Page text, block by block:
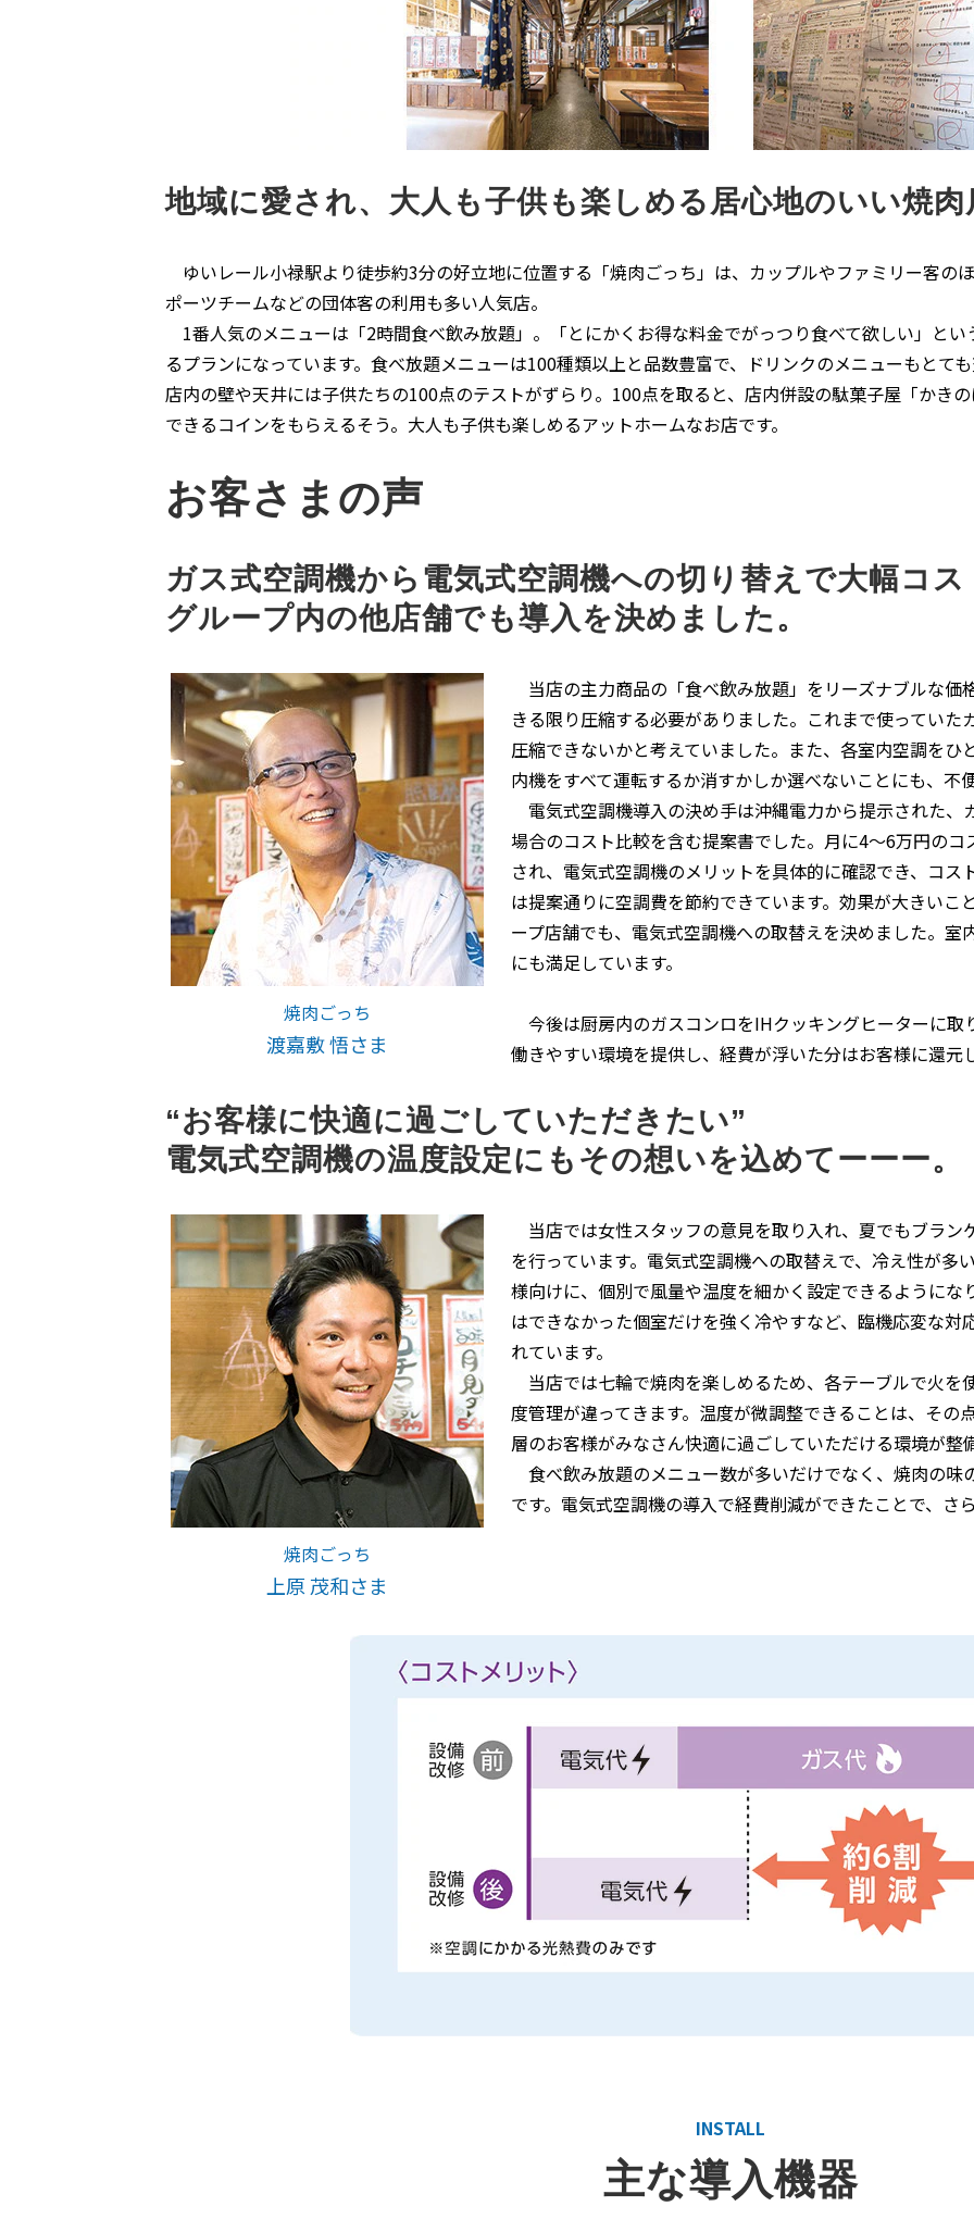
地域に愛され、大人も子供も楽しめる居心地のいい焼肉
ゆいレール小禄駅より徒歩約3分の好立地に位置する「焼肉ごっち」は、カップルやファミリー客の
ポーツチームなどの団体客の利用も多い人気店。
1番人気のメニューは「2時間食べ飲み放題」。「とにかくお得な料金でがっつり食べて欲しい」と
るプランになっています。食べ放題メニューは100種類以上と品数豊富で、ドリンクのメニューもとて
店内の壁や天井には子供たちの100点のテストがずらり。100点を取ると、店内併設の駄菓子屋「かき
できるコインをもらえるそう。大人も子供も楽しめるアットホームなお店です。
お客さまの声
ガス式空調機から電気式空調機への切り替えで大幅コ
グループ内の他店舗でも導入を決めました。
焼肉ごっち
渡嘉敷 悟さま
当店の主力商品の「食べ飲み放題」をリーズナブルな価
きる限り圧縮する必要がありました。これまで使ってい
圧縮できないかと考えていました。また、各室内空調を
内機をすべて運転するか消すかしか選べないことにも、不
電気式空調機導入の決め手は沖縄電力から提示された、
場合のコスト比較を含む提案書でした。月に4～6万円の
され、電気式空調機のメリットを具体的に確認でき、コ
は提案通りに空調費を節約できています。効果が大きい
ープ店舗でも、電気式空調機への取替えを決めました。
にも満足しています。
今後は厨房内のガスコンロをIHクッキングヒーターに取
働きやすい環境を提供し、経費が浮いた分はお客様に還元
“お客様に快適に過ごしていただきたい”
電気式空調機の温度設定にもその想いを込めてーーー。
焼肉ごっち
上原 茂和さま
当店では女性スタッフの意見を取り入れ、夏でもブラン
を行っています。電気式空調機への取替えで、冷え性が多
様向けに、個別で風量や温度を細かく設定できるように
はできなかった個室だけを強く冷やすなど、臨機応変な
れています。
当店では七輪で焼肉を楽しめるため、各テーブルで火を
度管理が違ってきます。温度が微調整できることは、そ
層のお客様がみなさん快適に過ごしていただける環境が整
食べ飲み放題のメニュー数が多いだけでなく、焼肉の味
です。電気式空調機の導入で経費削減ができたことで、さ
INSTALL
主な導入機器